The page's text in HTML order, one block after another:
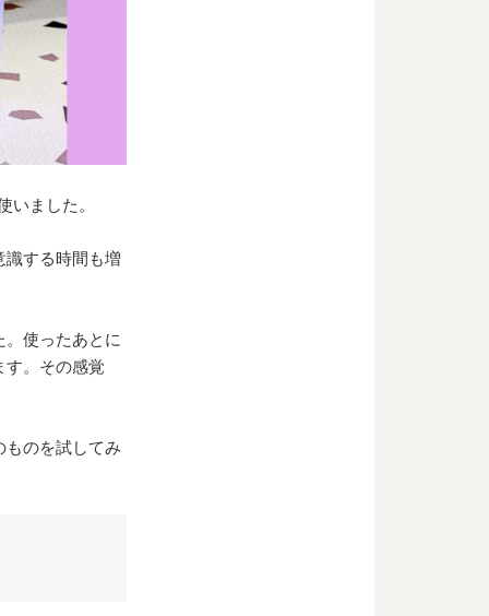
ました。
識する時間も増
使ったあとに
す。その感覚
ものを試してみ